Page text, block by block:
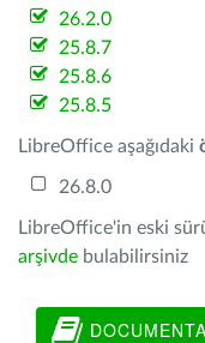
26.2.0
25.8.7
25.8.6
25.8.5
LibreOffice aşağıdaki
26.8.0
LibreOffice'in eski
arşivde bulabilirsiniz